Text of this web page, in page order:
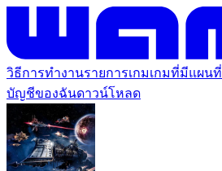
วิธีการทำงานรายการเกมเกมที่มีแผนที่
บัญชีของฉันดาวน์โหลด